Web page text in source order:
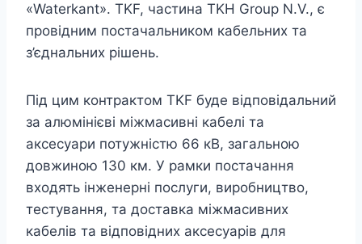
«Waterkant». TKF, частина TKH Group N.V., є
провідним постачальником кабельних та
з’єднальних рішень.
Під цим контрактом TKF буде відповідальний
за алюмінієві міжмасивні кабелі та
аксесуари потужністю 66 кВ, загальною
довжиною 130 км. У рамки постачання
входять інженерні послуги, виробництво,
тестування, та доставка міжмасивних
кабелів та відповідних аксесуарів для